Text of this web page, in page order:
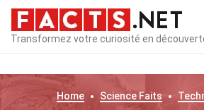
Transformez votre curiosité en
Home ScienceFaits